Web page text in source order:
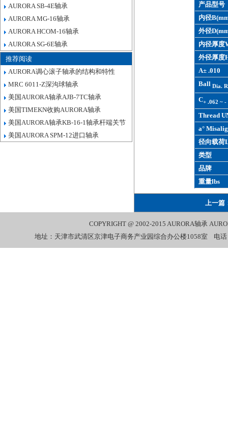
AURORA SB-4E轴承
AURORA MG-16轴承
AURORA HCOM-16轴承
AURORA SG-6E轴承
推荐阅读
AURORA调心滚子轴承的结构和特性
MRC 6011-Z深沟球轴承
美国AURORA轴承AJB-7TC轴承
美国TIMEKN收购AURORA轴承
美国AURORA轴承KB-16-1轴承杆端关节
美国AURORA SPM-12进口轴承
产品型号
内径
外径
内径厚度
外径厚度
A± .010
BallDia.
C+ .062 ~ -
Thread
a°
径向载荷
类型
品牌
重量lbs
上一篇
COPYRIGHT @ 2002-2015AURORA轴承
地址：天津市武清区京津电子商务产业园综合办公楼1058室 电